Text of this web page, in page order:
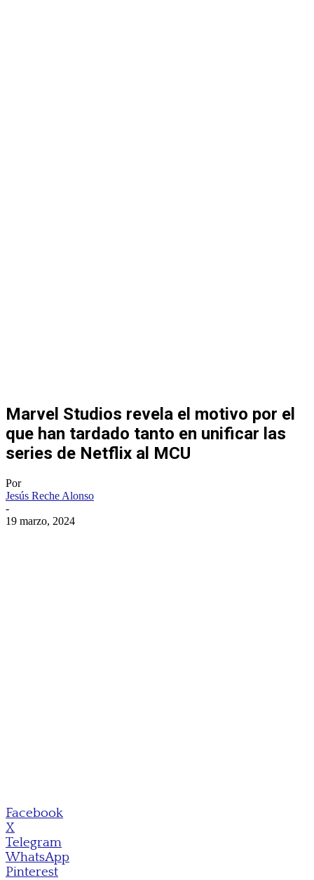
Marvel Studios revela el motivo por el
que han tardado tanto en unificar las
series de Netflix al MCU
Por
Jesús Reche Alonso
-
19 marzo, 2024
Facebook
X
Telegram
WhatsApp
Pinterest